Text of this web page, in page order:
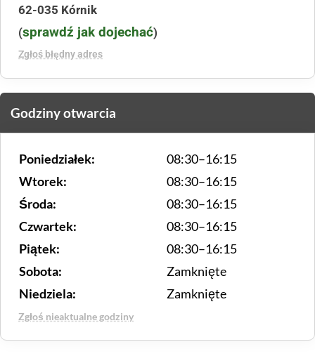
62-035 Kórnik
(sprawdź jak dojechać)
Zgłoś błędny adres
Godziny otwarcia
Poniedziałek:
08:30–16:15
Wtorek:
08:30–16:15
Środa:
08:30–16:15
Czwartek:
08:30–16:15
Piątek:
08:30–16:15
Sobota:
Zamknięte
Niedziela:
Zamknięte
Zgłoś nieaktualne godziny